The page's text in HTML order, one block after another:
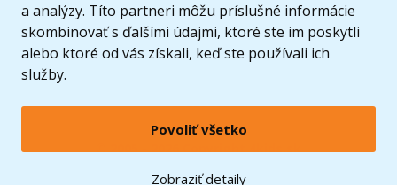
a analýzy. Títo partneri môžu príslušné informácie
skombinovať s ďalšími údajmi, ktoré ste im poskytli
alebo ktoré od vás získali, keď ste používali ich
služby.
Povoliť všetko
Zobraziť detaily
© 2005 - 2026 Copyright 4kids.sk
LEGO, logo LEGO a minifigúrka sú ochrannými známkami spoločnosti LEGO Group. ©